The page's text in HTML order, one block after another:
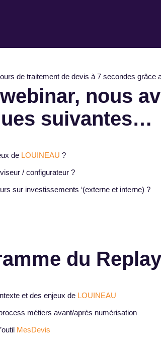
nous
suivantes…
de LOUINEAU ?
/ configurateur ?
sur investissements ‘(externe et interne) ?
du Replay
et des enjeux de LOUINEAU
métiers avant/après numérisation
MesDevis